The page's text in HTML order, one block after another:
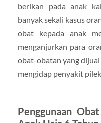
berikan pada anak
banyak sekali kasus
obat kepada anak
menganjurkan para
obat-obatan yang dijual
mengidap penyakit
Penggunaan